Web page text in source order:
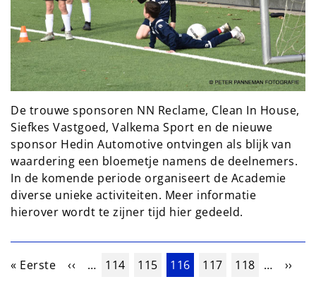
De trouwe sponsoren NN Reclame, Clean In House,
Siefkes Vastgoed, Valkema Sport en de nieuwe
sponsor Hedin Automotive ontvingen als blijk van
waardering een bloemetje namens de deelnemers.
In de komende periode organiseert de Academie
diverse unieke activiteiten. Meer informatie
hierover wordt te zijner tijd hier gedeeld.
Paginering
Eerste pagina
« Eerste Vorige pagina
‹‹ … Pagina
114 Pagina
115 Huidige pagina
116 Pagina
117 Pagina
118 …
››